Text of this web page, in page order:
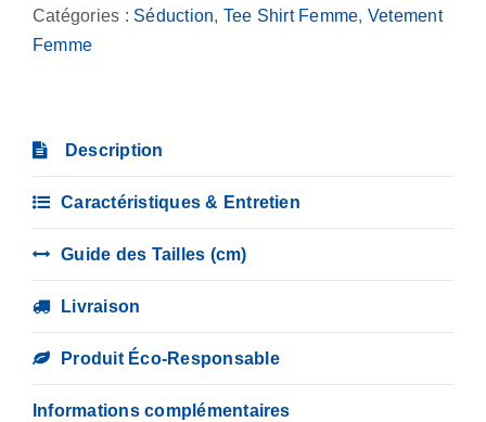
Femme
-
pas
inconnues
(par
les
inconnus…)
Catégories : Séduction, Tee Shirt Femme, Vetement
Femme
Description
Caractéristiques & Entretien
Guide des Tailles (cm)
Livraison
Produit Éco-Responsable
Informations complémentaires